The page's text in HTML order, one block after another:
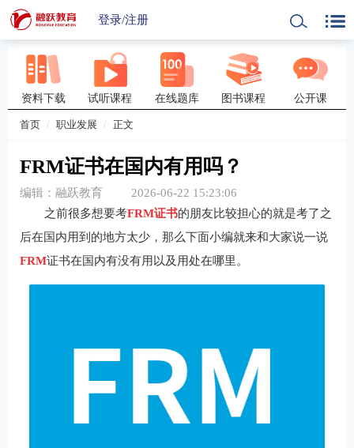
登录/注册
资料下载 试听课程 在线题库 图书课程 公开课
首页 职业发展 正文
FRM证书在国内有用吗？
编辑：融跃教育
2026-06-22 15:23:06
之前很多想要考FRM证书的朋友比较担心的就是考了之
后在国内用到的地方太少，那么下面小编就来和大家说一说
FRM证书在国内有没有用以及用处在哪里。